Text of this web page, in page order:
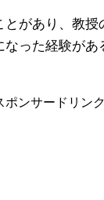
とがあり、教授
った経験があ
ポンサードリンク